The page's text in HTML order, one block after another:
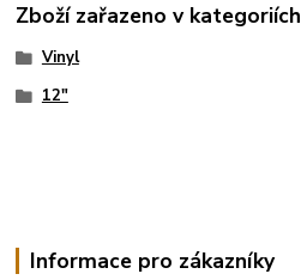
Zboží zařazeno v kategoriích
Vinyl
12"
Informace pro zákazníky